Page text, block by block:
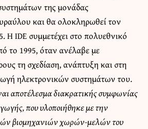
της μονάδας
και θα ολοκληρωθεί τον
H IDE συμμετέχει στο πολυεθνικό
το 1995, όταν ανέλαβε με
τη σχεδίαση, ανάπτυξη και στη
ηλεκτρονικών συστημάτων του.
αποτέλεσμα διακρατικής συμφωνίας
που υλοποιήθηκε με την
βιομηχανιών χωρών-μελών του